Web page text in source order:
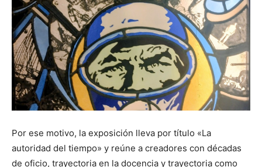
Por ese motivo, la exposición lleva por título «La
autoridad del tiempo» y reúne a creadores con décadas
de oficio, trayectoria en la docencia y trayectoria como